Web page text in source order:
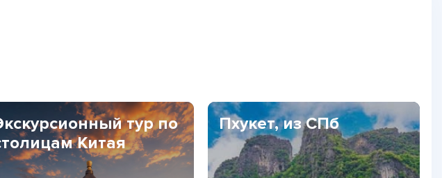
тур по
Китая
Пхукет, из СПб